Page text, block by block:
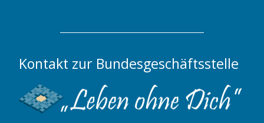
Kontakt zur Bundesgeschäftsstelle